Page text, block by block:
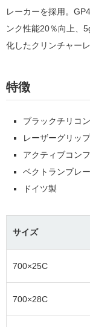
レーカーを採用。
ンク性能20％向上、
化したクリンチャー
特徴
ブラックチリコ
レーザーグリップ
アクティブコン
ベクトランブレ
ドイツ製
サイズ
700×25C
700×28C